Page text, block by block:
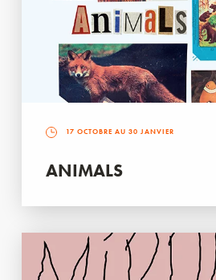
17 OCTOBRE AU 30 JANVIER
ANIMALS